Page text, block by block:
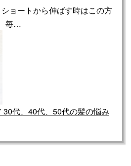
ョートから伸ばす時はこの方
毎…
代、40代、50代の髪の悩み